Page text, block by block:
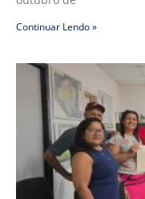
Continuar Lendo »